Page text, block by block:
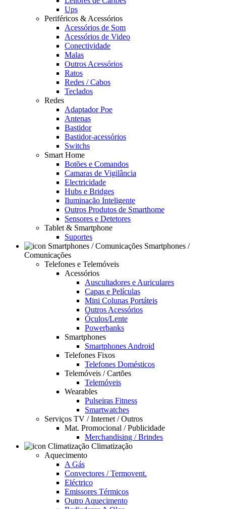
Ups
Periféricos & Acessórios
Acessórios de Som
Acessórios de Video
Conectividade
Malas
Outros Acessórios
Ratos
Redes / Cabos
Teclados
Redes
Adaptador Poe
Antenas
Bastidor
Bastidor-acessórios
Switchs
Smart Home
Botões e Comandos
Camaras de Vigilância
Electricidade
Hubs e Bridges
Iluminação Inteligente
Outros Produtos de Smarthome
Sensores e Detetores
Tablet & Smartphone
Suportes
Smartphones /
Comunicações
Telefones e Telemóveis
Acessórios
Auscultadores e Auriculares
Capas e Películas
Mini Colunas Portáteis
Outros Acessórios
Óculos/Lente
Powerbanks
Smartphones
Smartphones Android
Telefones Fixos
Telefones Domésticos
Telemóveis / Cartões
Telemóveis
Wearables
Pulseiras Fitness
Smartwatches
Serviços TV / Internet / Outros
Mat. Promocional / Publicidade
Merchandising / Brindes
Climatização
Aquecimento
A Gás
Convectores / Termovent.
Eléctrico
Emissores Térmicos
Outro Aquecimento